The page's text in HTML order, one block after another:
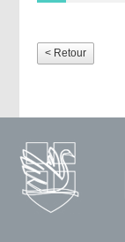
< Retour